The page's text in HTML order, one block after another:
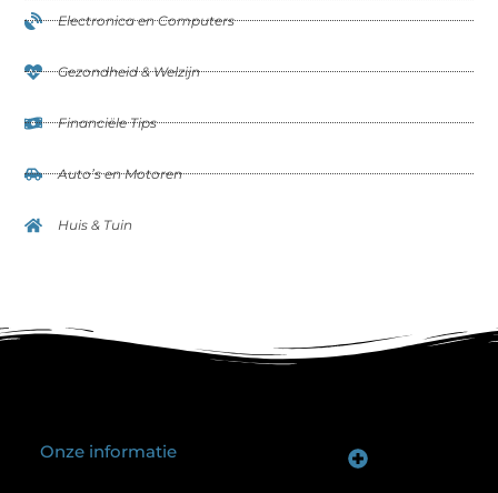
Electronica en Computers
Gezondheid & Welzijn
Financiële Tips
Auto’s en Motoren
Huis & Tuin
Onze informatie